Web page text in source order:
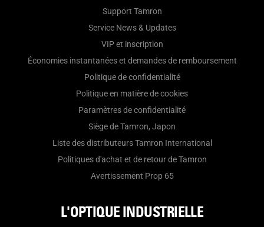
Support Tamron
Service News & Updates
VIP et inscription
Économies instantanées et demandes de remboursement
Politique de confidentialité
Politique en matière de cookies
Paramètres de confidentialité
Siège de Tamron, Japon
Liste des distributeurs Tamron International
Politiques d'achat et de retour de Tamron
Avertissement Prop 65
L'OPTIQUE INDUSTRIELLE